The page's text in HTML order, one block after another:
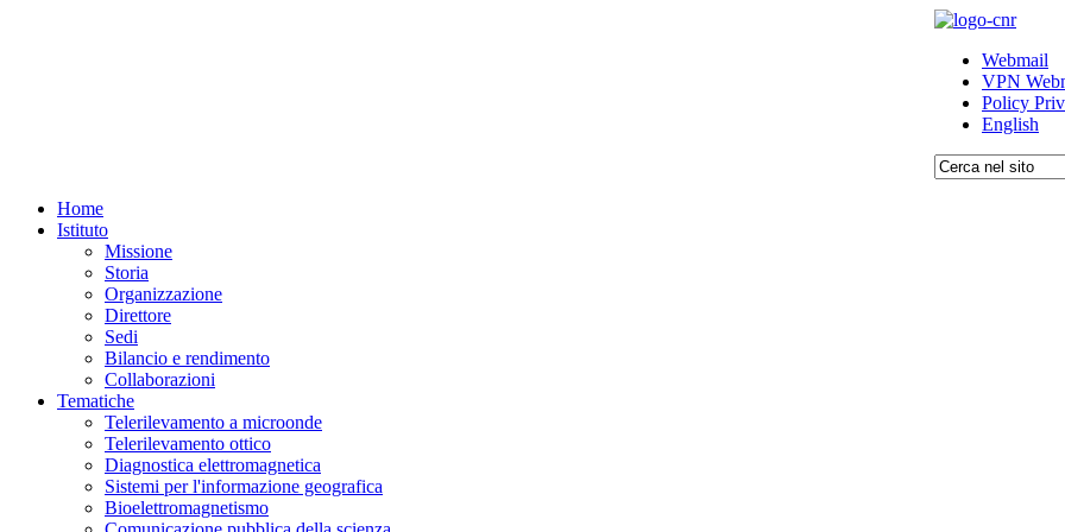
Webmail
VPN
Policy
English
Home
Istituto
Missione
Storia
Organizzazione
Direttore
Sedi
Bilancio e rendimento
Collaborazioni
Tematiche
Telerilevamento a microonde
Telerilevamento ottico
Diagnostica elettromagnetica
Sistemi per l'informazione geografica
Bioelettromagnetismo